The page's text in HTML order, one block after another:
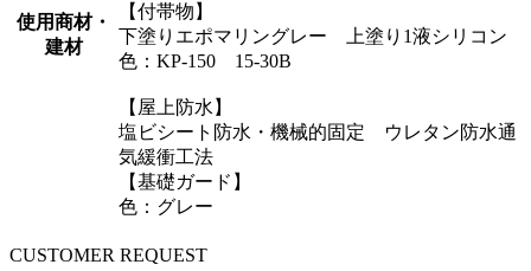
使用商材・
建材
【付帯物】
下塗りエポマリングレー 上塗り1液シリコン
色：KP-150 15-30B
【屋上防水】
塩ビシート防水・機械的固定 ウレタン防水通
気緩衝工法
【基礎ガード】
色：グレー
CUSTOMER REQUEST